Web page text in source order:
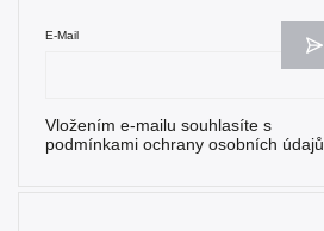
E-Mail
Vložením e-mailu souhlasíte s
podmínkami ochrany osobních údajů